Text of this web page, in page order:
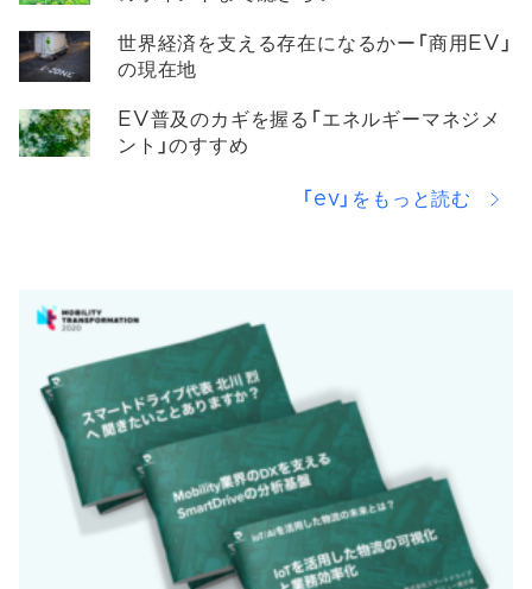
世界経済を支える存在になるかー「商用EV」
の現在地
EV普及のカギを握る「エネルギーマネジメ
ント」のすすめ
「ev」をもっと読む